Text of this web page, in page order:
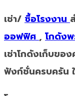
เช่า/ ซื้อโรงงาน
ออฟฟิศ, โกดัง
เช่าโกดังเก็บขอ
ฟังก์ชั่นครบครัน